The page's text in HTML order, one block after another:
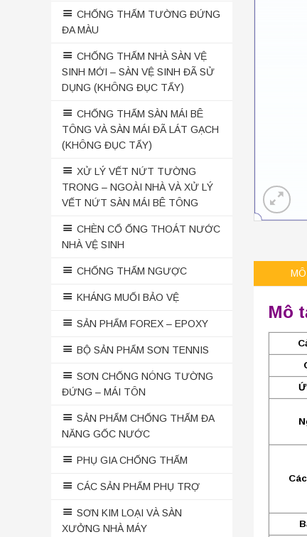
CHỐNG THẤM TƯỜNG ĐỨNG
ĐA MÀU
CHỐNG THẤM NHÀ SÀN VỆ
SINH MỚI – SÀN VỆ SINH ĐÃ SỬ
DỤNG (KHÔNG ĐỤC TẨY)
CHỐNG THẤM SÀN MÁI BÊ
TÔNG VÀ SÀN MÁI ĐÃ LÁT GẠCH
(KHÔNG ĐỤC TẨY)
XỬ LÝ VẾT NỨT TƯỜNG
TRONG – NGOÀI NHÀ VÀ XỬ LÝ
VẾT NỨT SÀN MÁI BÊ TÔNG
CHÈN CỔ ỐNG THOÁT NƯỚC
NHÀ VỆ SINH
CHỐNG THẤM NGƯỢC
KHÁNG MUỐI BẢO VỆ
SẢN PHẨM FOREX – EPOXY
BỘ SẢN PHẨM SƠN TENNIS
SƠN CHỐNG NÓNG TƯỜNG
ĐỨNG – MÁI TÔN
SẢN PHẨM CHỐNG THẤM ĐA
NĂNG GỐC NƯỚC
PHỤ GIA CHỐNG THẤM
CÁC SẢN PHẨM PHỤ TRỢ
SƠN KIM LOẠI VÀ SÀN
XƯỞNG NHÀ MÁY
Mô